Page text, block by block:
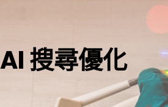
AI 搜尋優化